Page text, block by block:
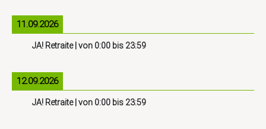
11.09.2026
JA! Retraite| von 0:00 bis 23:59
12.09.2026
JA! Retraite| von 0:00 bis 23:59